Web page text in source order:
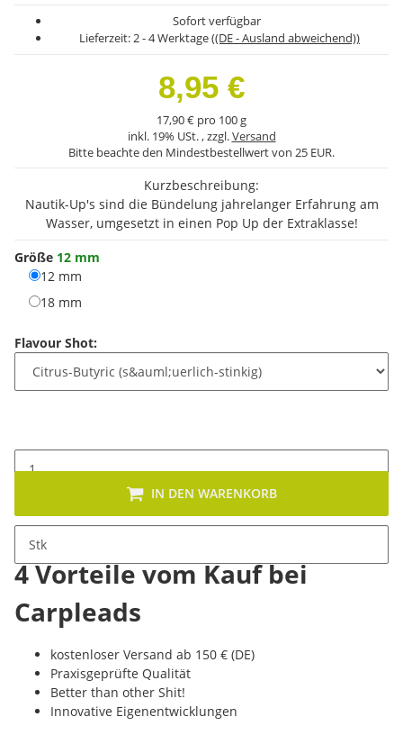
Sofort verfügbar
Lieferzeit:2 - 4 Werktage((DE - Ausland abweichend))
8,95 €
17,90 € pro 100 g
inkl. 19% USt. , zzgl.Versand
Bitte beachte den Mindestbestellwert von 25 EUR.
Kurzbeschreibung:
Nautik-Up's sind die Bündelung jahrelanger Erfahrung am
Wasser, umgesetzt in einen Pop Up der Extraklasse!
Größe 12 mm
12 mm
18 mm
Flavour Shot:
Stk
IN DEN WARENKORB
4 Vorteile vom Kauf bei
Carpleads
kostenloser Versand ab 150 € (DE)
Praxisgeprüfte Qualität
Better than other Shit!
Innovative Eigenentwicklungen